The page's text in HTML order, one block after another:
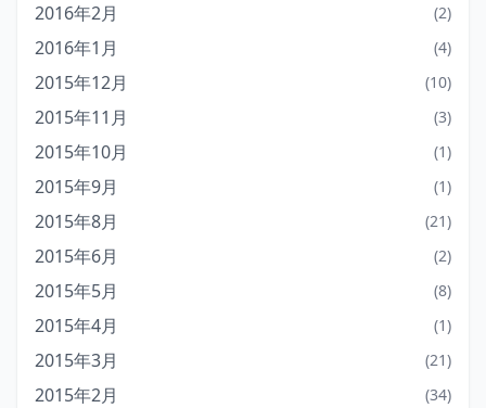
2016年2月 (2)
2016年1月 (4)
2015年12月 (10)
2015年11月 (3)
2015年10月 (1)
2015年9月 (1)
2015年8月 (21)
2015年6月 (2)
2015年5月 (8)
2015年4月 (1)
2015年3月 (21)
2015年2月 (34)